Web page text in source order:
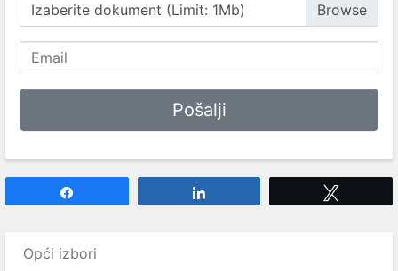
Izaberite dokument (Limit: 1Mb)
Opći izbori